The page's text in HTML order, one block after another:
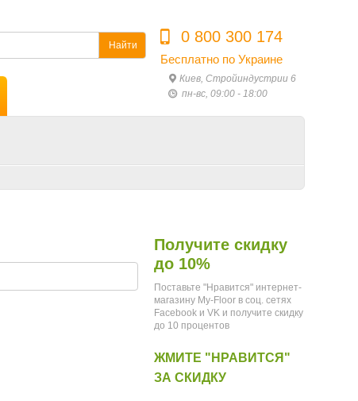
Найти 0 800 300 174
Бесплатно по Украине
Киев, Стройиндустрии 6
пн-вс, 09:00 - 18:00
Получите скидку
до 10%
Поставьте "Нравится" интернет-
магазину My-Floor в соц. сетях
Facebook и VK и получите скидку
до 10 процентов
ЖМИТЕ "НРАВИТСЯ"
ЗА СКИДКУ